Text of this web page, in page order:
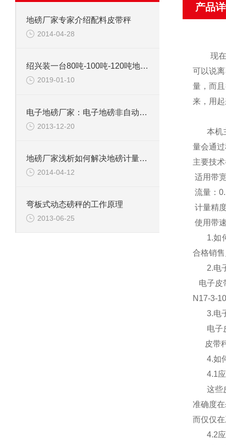
地磅厂家专家介绍配料皮带秤
2014-04-28
绍兴装一台80吨-100吨-120吨地磅多少钱？出租是多少钱一年
2019-01-10
电子地磅厂家：电子地磅非自动电子的特点
2013-12-20
地磅厂家浅析如何解决地磅计量不的现象
2014-04-12
弯板式动态磅秤的工作原理
2013-06-25
产品
现
可以说
量，而
来，用
本机
量会通
主要技
适用带
流量：
计量精
使用带
1.如
合格销
2.电
电子皮
N 17-3-
3.电
电子
皮带
4.如
4.1
这些
准确度
而仅仅
4.2